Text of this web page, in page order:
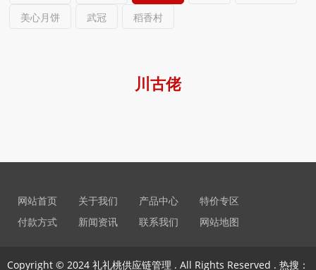
美心月饼
武冠 稻香村
川古佬
网站首页 关于我们 产品中心
特价专区
付款方式
新闻资讯 联系我们 网站地图
Copyright © 2024 礼礼桃供应链管理 . All Rights Reserved . 热搜：